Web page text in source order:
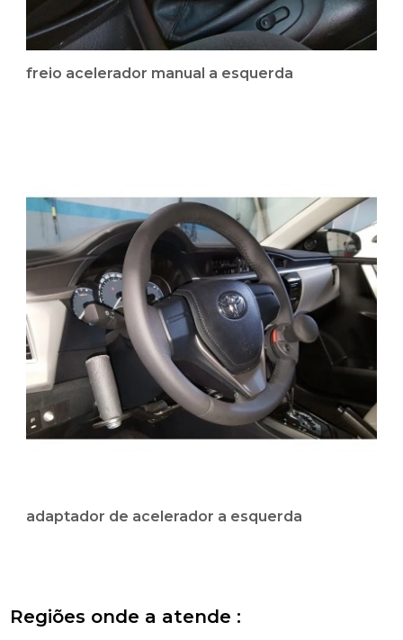
freio acelerador manual a esquerda
adaptador de acelerador a esquerda
Regiões onde a atende :